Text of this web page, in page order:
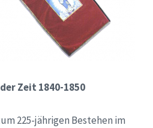
Zeit 1840-1850
225-jährigen Bestehen im